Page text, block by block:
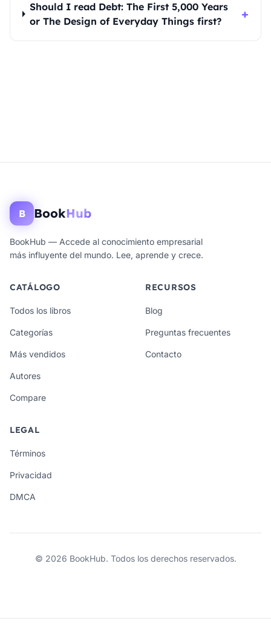
Should I read Debt: The First 5,000 Years
or The Design of Everyday Things first?
+
B BookHub
BookHub — Accede al conocimiento empresarial
más influyente del mundo. Lee, aprende y crece.
CATÁLOGO
Todos los libros
Categorías
Más vendidos
Autores
Compare
RECURSOS
Blog
Preguntas frecuentes
Contacto
LEGAL
Términos
Privacidad
DMCA
© 2026 BookHub. Todos los derechos reservados.